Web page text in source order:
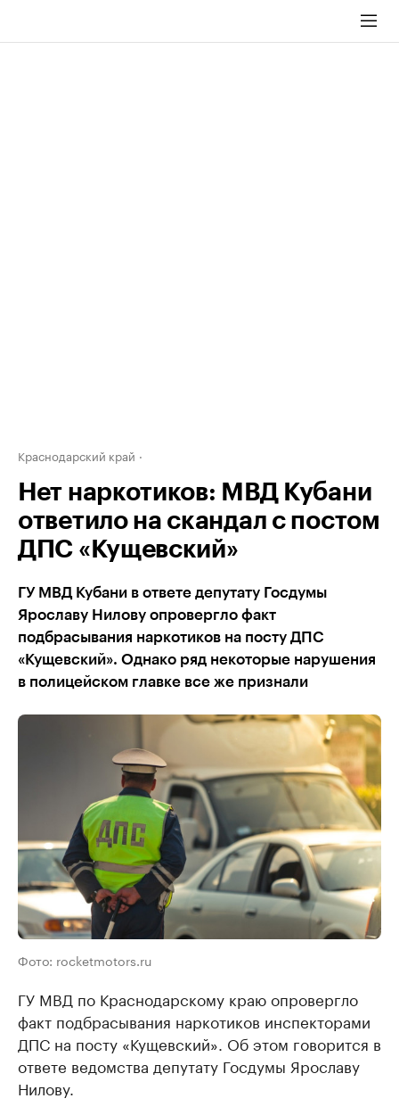
Краснодарский край
Нет наркотиков: МВД Кубани
ответило на скандал с постом
ДПС «Кущевский»
ГУ МВД Кубани в ответе депутату Госдумы
Ярославу Нилову опровергло факт
подбрасывания наркотиков на посту ДПС
«Кущевский». Однако ряд некоторые нарушения
в полицейском главке все же признали
Фото: rocketmotors.ru
ГУ МВД по Краснодарскому краю опровергло
факт подбрасывания наркотиков инспекторами
ДПС на посту «Кущевский». Об этом говорится в
ответе ведомства депутату Госдумы Ярославу
Нилову.